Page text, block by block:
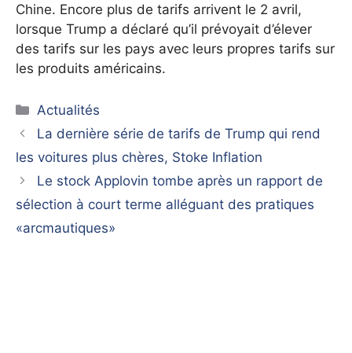
Chine. Encore plus de tarifs arrivent le 2 avril,
lorsque Trump a déclaré qu’il prévoyait d’élever
des tarifs sur les pays avec leurs propres tarifs sur
les produits américains.
Catégories
Actualités
La dernière série de tarifs de Trump qui rend
les voitures plus chères, Stoke Inflation
Le stock Applovin tombe après un rapport de
sélection à court terme alléguant des pratiques
«arcmautiques»